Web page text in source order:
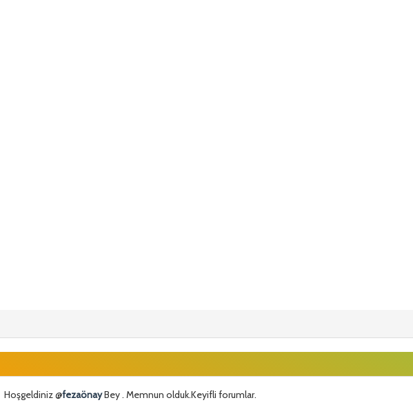
Hoşgeldiniz @fezaönayBey . Memnun olduk.Keyifli forumlar.